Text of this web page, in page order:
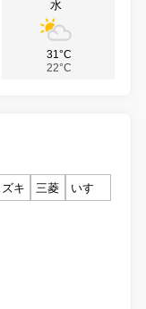
水
31°C
22°C
ズキ 三菱
いすゞ